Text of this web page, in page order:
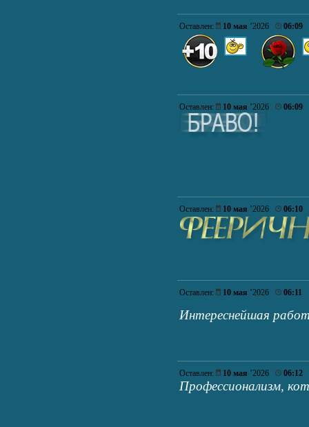
Оставлен: 10 мая ’2026 06:09
Оставлен: 10 мая ’2026 06:09
Оставлен: 10 мая ’2026 06:10
Оставлен: 10 мая ’2026 06:11
Интереснейшая
Оставлен: 10 мая ’2026 06:12
Профессионализм,